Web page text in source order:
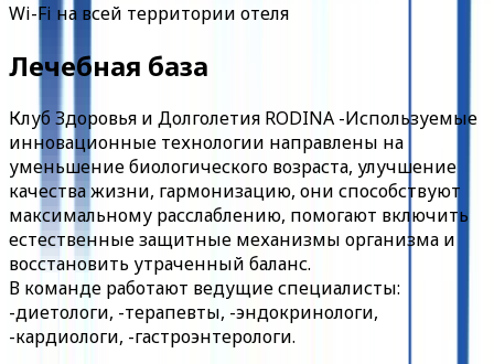
Wi-Fi на всей территории отеля
Лечебная база
Клуб Здоровья и Долголетия RODINA -Используемые
инновационные технологии направлены на
уменьшение биологического возраста, улучшение
качества жизни, гармонизацию, они способствуют
максимальному расслаблению, помогают включить
естественные защитные механизмы организма и
восстановить утраченный баланс.
В команде работают ведущие специалисты:
-диетологи, -терапевты, -эндокринологи,
-кардиологи, -гастроэнтерологи.